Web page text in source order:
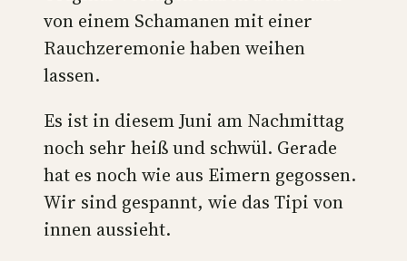
von einem Schamanen mit einer
Rauchzeremonie haben weihen
lassen.
Es ist in diesem Juni am Nachmittag
noch sehr heiß und schwül. Gerade
hat es noch wie aus Eimern gegossen.
Wir sind gespannt, wie das Tipi von
innen aussieht.